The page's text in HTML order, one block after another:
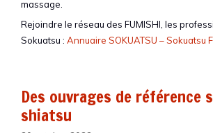
massage.
Rejoindre le réseau des FUMISHI, les
Sokuatsu : Annuaire SOKUATSU – Sokuatsu
Des ouvrages de référence
shiatsu